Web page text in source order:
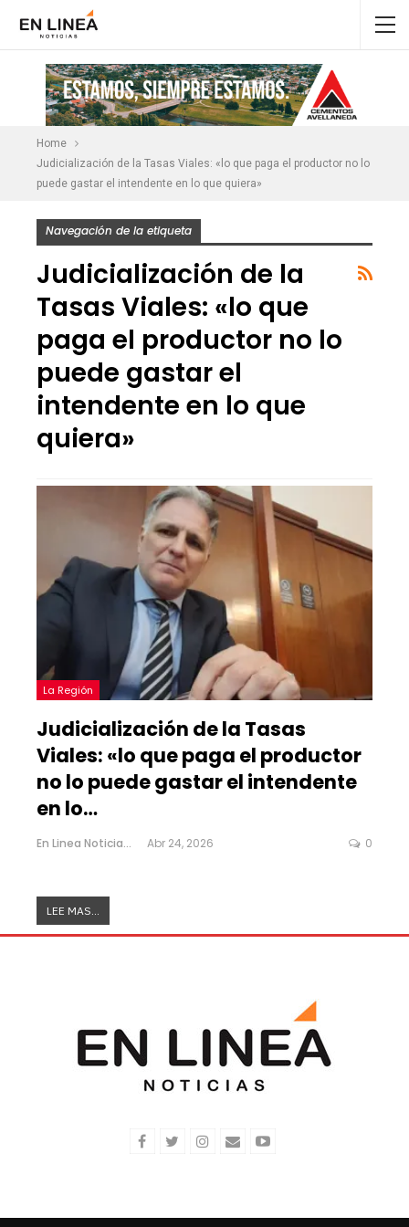
Home
Judicialización de la Tasas Viales: «lo que paga el productor no lo
puede gastar el intendente en lo que quiera»
Navegación de la etiqueta
Judicialización de la
Tasas Viales: «lo que
paga el productor no lo
puede gastar el
intendente en lo que
quiera»
La Región
Judicialización de la Tasas
Viales: «lo que paga el productor
no lo puede gastar el intendente
en lo…
En Linea Noticias Abr 24, 2026 0
LEE MAS...